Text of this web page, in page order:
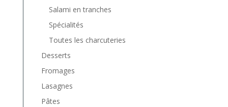
Salami en tranches
Spécialités
Toutes les charcuteries
Desserts
Fromages
Lasagnes
Pâtes